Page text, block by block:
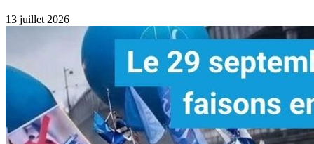
13 juillet 2026